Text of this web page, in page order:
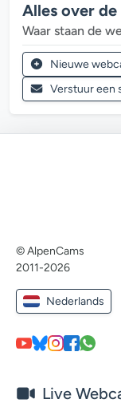
Alles over
Waar staan de
Nieuwe
Verstuur een
© AlpenCams
2011-2026
Nederlands
Live